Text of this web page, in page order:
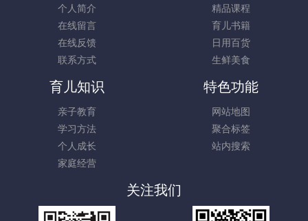
个人简介
在线留言
在线反馈
联系方式
精品课程
育儿书籍
日用百货
生鲜美食
育儿知识
亲子教育
学习方法
个人成长
家庭经营
特色功能
网站地图
聚合标签
站内搜索
关注我们